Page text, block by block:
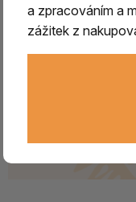
a zpracováním a
zážitek z